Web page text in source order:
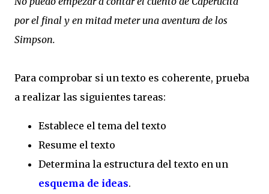
por el final y en mitad meter una aventura de los
Simpson.
Para comprobar si un texto es coherente, prueba
a realizar las siguientes tareas:
Establece el tema del texto
Resume el texto
Determina la estructura del texto en un
esquema de ideas.